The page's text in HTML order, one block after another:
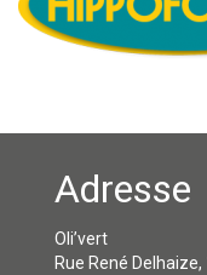
Adresse
Oli’vert
Rue René Delhaize,